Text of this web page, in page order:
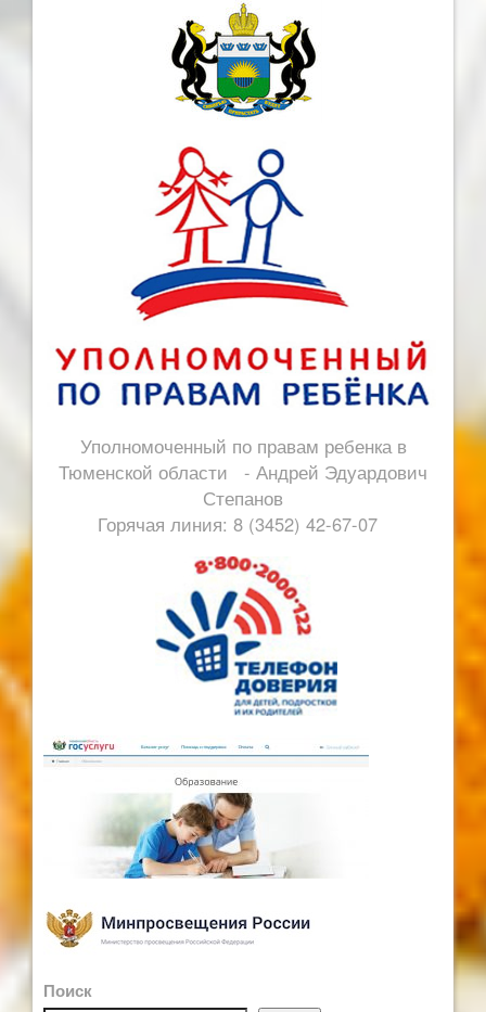
Уполномоченный по правам ребенка в
Тюменской области - Андрей Эдуардович
Степанов
Горячая линия: 8 (3452) 42-67-07
Поиск